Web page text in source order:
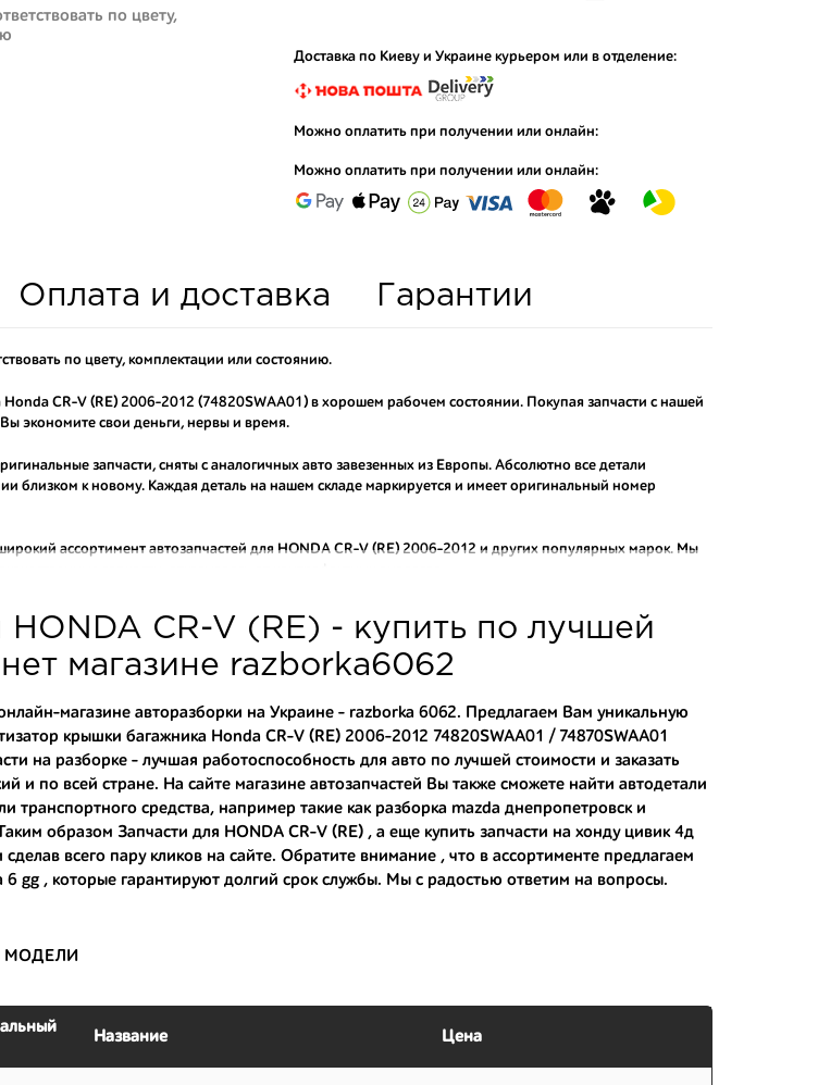
по цвету,
Доставка по Киеву и Украине курьером или в отделение:
Можно оплатить при получении или онлайн:
Можно оплатить при получении или онлайн:
Оплата и доставка Гарантии
по цвету, комплектации или состоянию.
CR-V (RE) 2006-2012 (74820SWAA01) в хорошем рабочем состоянии. Покупая запчасти с нашей
экономите свои деньги, нервы и время.
запчасти, сняты с аналогичных авто завезенных из Европы. Абсолютно все детали
близком к новому. Каждая деталь на нашем складе маркируется и имеет оригинальный номер
ассортимент автозапчастей для HONDA CR-V (RE) 2006-2012 и других популярных марок. Мы
запчасти, отказываясь от контрафактных аналогов.
именно нашу разборку как надежного и проверенного продавца. Если вам требуется
для японских автомобилей, то консультанты нашего интернет-магазина подберут вам товар и
с правильным выбором по каталогу автозапчастей.
ездили по превосходным европейским и японским дорогам;
и невыробатанный ресурс, и долго прослужат вам.
HONDA CR-V (RE) - купить по лучшей
магазине razborka6062
магазине авторазборки на Украине - razborka 6062. Предлагаем Вам уникальную
крышки багажника Honda CR-V (RE) 2006-2012 74820SWAA01 / 74870SWAA01
на разборке - лучшая работоспособность для авто по лучшей стоимости и заказать
и по всей стране. На сайте магазине автозапчастей Вы также сможете найти автодетали
транспортного средства, например такие как разборка mazda днепропетровски
образом Запчасти для HONDA CR-V (RE) , а еще купить запчасти на хонду цивик 4д
всего пару кликов на сайте. Обратите внимание , что в ассортименте предлагаем
6 gg , которые гарантируют долгий срок службы. Мы с радостью ответим на вопросы.
МОДЕЛИ
Название Цена